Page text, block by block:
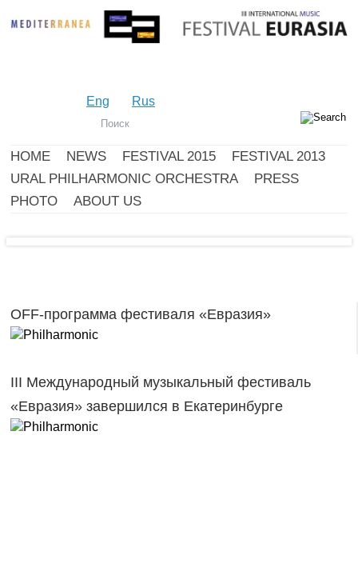
Eng Rus
HOME NEWS FESTIVAL 2015
FESTIVAL 2013
URAL PHILHARMONIC ORCHESTRA
PRESS
PHOTO
ABOUT US
OFF-программа фестиваля «Евразия»
III Международный музыкальный фестиваль
«Евразия» завершился в Екатеринбурге